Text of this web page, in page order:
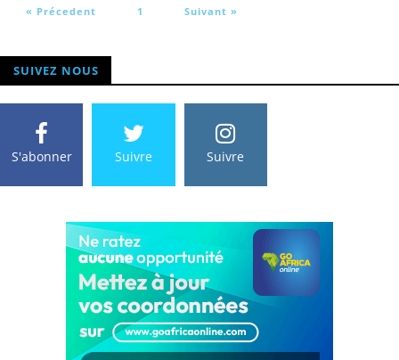
« Précedent 1 Suivant »
SUIVEZ NOUS
S'abonner Suivre Suivre